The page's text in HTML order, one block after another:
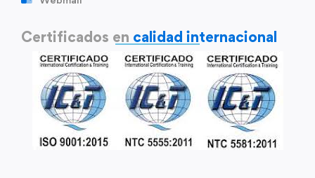
Certificados en calidad internacional